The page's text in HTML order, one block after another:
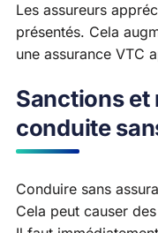
Les assureurs
présentés. Cela
une assurance VTC
Sanctions et
conduite
Conduire sans
Cela peut causer